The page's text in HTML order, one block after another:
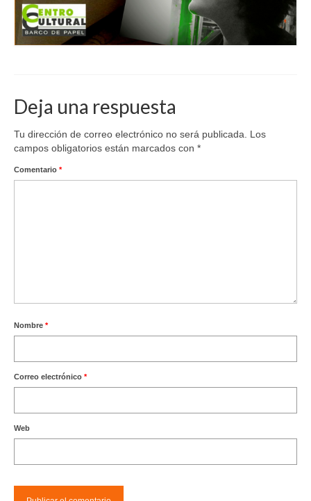
Deja una respuesta
Tu dirección de correo electrónico no será publicada.
Los
campos obligatorios están marcados con *
Comentario *
Nombre *
Correo electrónico *
Web